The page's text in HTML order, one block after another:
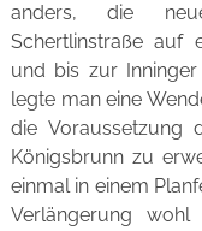
anders, die
Schertlinstraße auf
und bis zur
legte man eine
die Voraussetzung
Königsbrunn zu
einmal in einem
Verlängerung